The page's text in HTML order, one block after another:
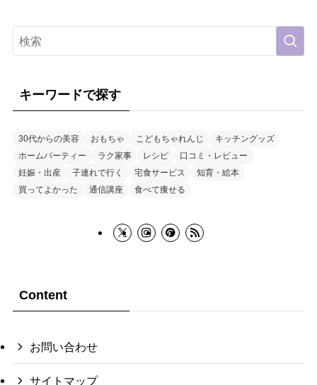
キーワードで探す
30代からの美容 おもちゃ こどもちゃれんじ
キッチングッズ
ホームパーティー
ラク家事 レシピ
口コミ・レビュー
妊娠・出産
子連れで行く 宅食サービス
知育・絵本
買ってよかった
通信講座 食べて痩せる
Content
お問い合わせ
サイトマップ